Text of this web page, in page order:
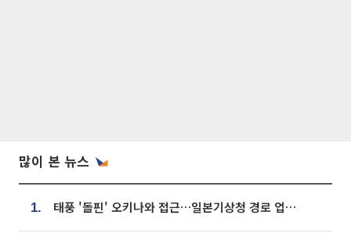
많이 본 뉴스
1. 태풍 '돌핀' 오키나와 접근…일본기상청 경로 업데이트